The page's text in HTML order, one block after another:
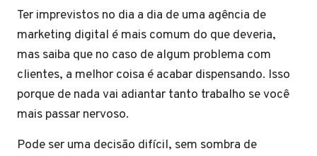
Ter imprevistos no dia a dia de uma agência de
marketing digital é mais comum do que deveria,
mas saiba que no caso de algum problema com
clientes, a melhor coisa é acabar dispensando. Isso
porque de nada vai adiantar tanto trabalho se você
mais passar nervoso.
Pode ser uma decisão difícil, sem sombra de